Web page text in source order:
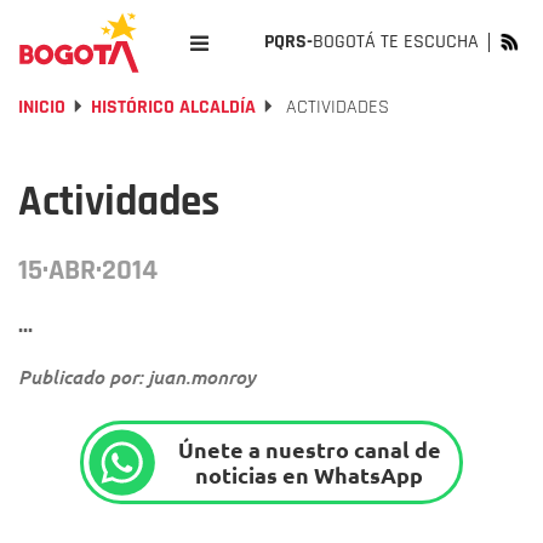
PQRS-BOGOTÁ TE ESCUCHA
INICIO HISTÓRICO ALCALDÍA ACTIVIDADES
Actividades
15·ABR·2014
...
Publicado por: juan.monroy
Únete a nuestro canal de
noticias en WhatsApp